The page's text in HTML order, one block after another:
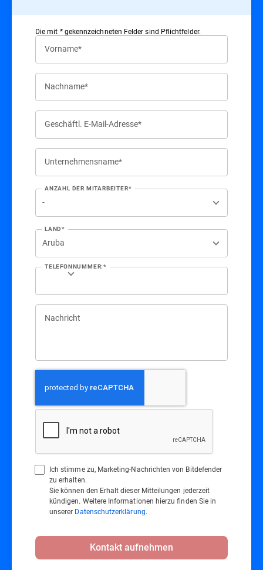
Die mit * gekennzeichneten Felder sind Pflichtfelder.
Vorname*
Nachname*
Geschäftl. E-Mail-Adresse*
Unternehmensname*
ANZAHL DER MITARBEITER*
LAND*
TELEFONNUMMER:*
Nachricht
Ich stimme zu, Marketing-Nachrichten von Bitdefender
zu erhalten.
Sie können den Erhalt dieser Mitteilungen jederzeit
kündigen. Weitere Informationen hierzu finden Sie in
unserer Datenschutzerklärung.
Kontakt aufnehmen